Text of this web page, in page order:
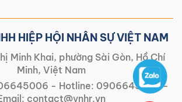
HIỆP HỘI NHÂN SỰ VIỆT NAM
Minh Khai, phường Sài Gòn, Hồ Chí
Minh, Việt Nam
- Hotline: 0906645006-
contact@vnhr.vn